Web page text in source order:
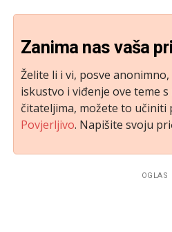
Zanima nas vaša
Želite li i vi, posve
iskustvo i viđenje ove teme s
čitateljima, možete to učiniti
Povjerljivo. Napišite svoju
OGLAS